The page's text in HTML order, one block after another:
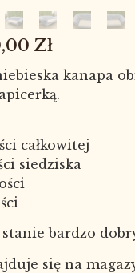
Zł
kanapa
całkowitej
siedziska
bardzo
się na